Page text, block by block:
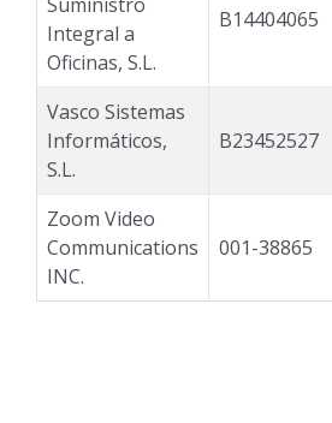
Integral a
Oficinas, S.L.
B14404065
Vasco Sistemas
Informáticos,
S.L.
B23452527
Zoom Video
Communications
INC.
001-38865